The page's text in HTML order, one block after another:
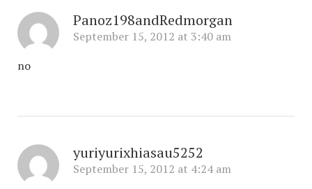
Panoz198andRedmorgan
September 15, 2012 at 3:40 am
no
yuriyurixhiasau5252
September 15, 2012 at 4:24 am